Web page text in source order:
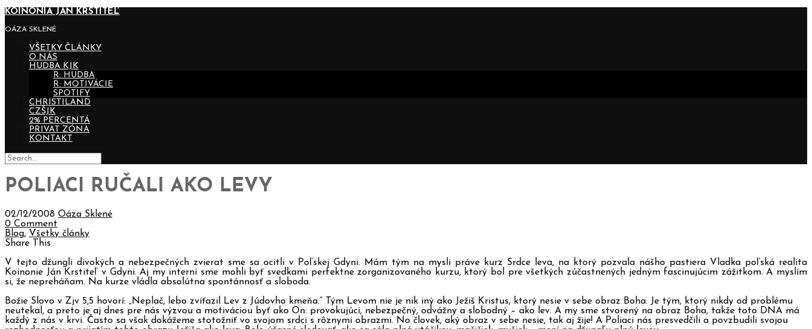
KOINONIA JÁN KRSTITEĽ
OÁZA SKLENÉ
VŠETKY ČLÁNKY
O NÁS
HUDBA KJK
R: HUDBA
R: MOTIVÁCIE
SPOTIFY
CHRISTILAND
CZŠJK
2% PERCENTÁ
PRIVAT ZÓNA
KONTAKT
POLIACI RUČALI AKO LEVY
02/12/2008 Oáza Sklené
0 Comment
Blog, Všetky články
Share This
V tejto džungli divokých a nebezpečných zvierat sme sa ocitli v Poľskej Gdyni. Mám tým na mysli práve kurz Srdce leva, na ktorý pozvala nášho pastiera Vladka poľská realita
Koinonie Ján Krstiteľ v Gdyni.Aj my interní sme mohli byť svedkami perfektne zorganizovaného kurzu, ktorý bol pre všetkých zúčastnených jedným fascinujúcim zážitkom. A myslím
si, že nepreháňam. Na kurze vládla absolútna spontánnosť a sloboda.
Božie Slovo v Zjv 5,5 hovorí: „Neplač, lebo zvíťazil Lev z Júdovho kmeňa.“ Tým Levom nie je nik iný ako Ježiš Kristus, ktorý nesie v sebe obraz Boha. Je tým, ktorý nikdy od problému
neutekal, a preto je aj dnes pre nás výzvou a motiváciou byť ako On: provokujúci, nebezpečný, odvážny a slobodný – ako lev. A my sme stvorený na obraz Boha, takže toto DNA má
každý z nás v krvi. Často sa však dokážeme stotožniť vo svojom srdci s rôznymi obrazmi. No človek, aký obraz v sebe nesie, tak aj žije! A Poliaci nás presvedčili a povzbudili svojou